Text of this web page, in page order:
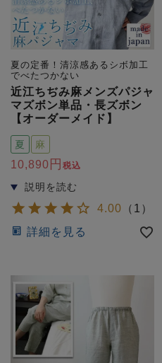
夏の定番！清涼感あるシボ加工
でべたつかない
近江ちぢみ麻メンズパジャ
マズボン単品・長ズボン
【オーダーメイド】
夏 麻
10,890 税込
4.00 （ 1 ）
詳細を見る